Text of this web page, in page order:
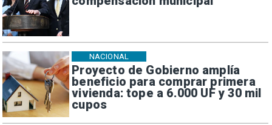
Proyecto de Gobierno amplía
beneficio para comprar primera
vivienda: tope a 6.000 UF y 30 mil
cupos
NACIONAL